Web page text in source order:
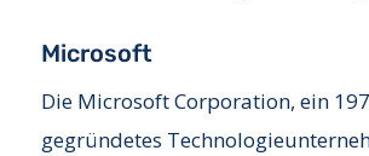
Microsoft
Die Microsoft Corporation, ein
gegründetes